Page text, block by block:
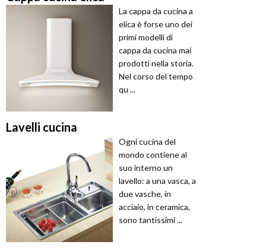
La cappa da cucina a
elica è forse uno dei
primi modelli di
cappa da cucina mai
prodotti nella storia.
Nel corso del tempo
qu ...
Lavelli cucina
Ogni cucina del
mondo contiene al
suo interno un
lavello: a una vasca, a
due vasche, in
acciaio, in ceramica,
sono tantissimi ...